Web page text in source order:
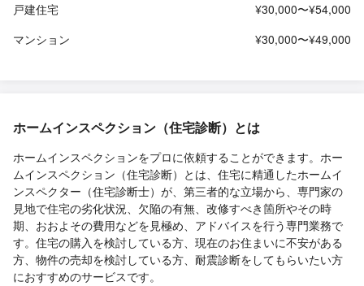
戸建住宅
¥30,000〜¥54,000
マンション
¥30,000〜¥49,000
ホームインスペクション（住宅診断）とは
ホームインスペクションをプロに依頼することができます。ホー
ムインスペクション（住宅診断）とは、住宅に精通したホームイ
ンスペクター（住宅診断士）が、第三者的な立場から、専門家の
見地で住宅の劣化状況、欠陥の有無、改修すべき箇所やその時
期、おおよその費用などを見極め、アドバイスを行う専門業務で
す。住宅の購入を検討している方、現在のお住まいに不安がある
方、物件の売却を検討している方、耐震診断をしてもらいたい方
におすすめのサービスです。